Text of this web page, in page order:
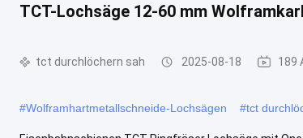
TCT-Lochsäge 12-60 mm
tct durchlöchern sah 2025-08-18 189
#Wolframhartmetallschneide-Lochsägen #tct